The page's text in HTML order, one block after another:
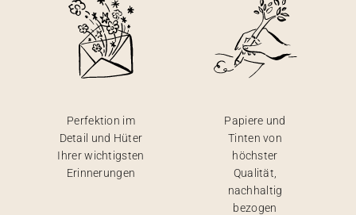
Perfektion im
Detail und Hüter
Ihrer wichtigsten
Erinnerungen
Papiere und
Tinten von
höchster
Qualität,
nachhaltig
bezogen